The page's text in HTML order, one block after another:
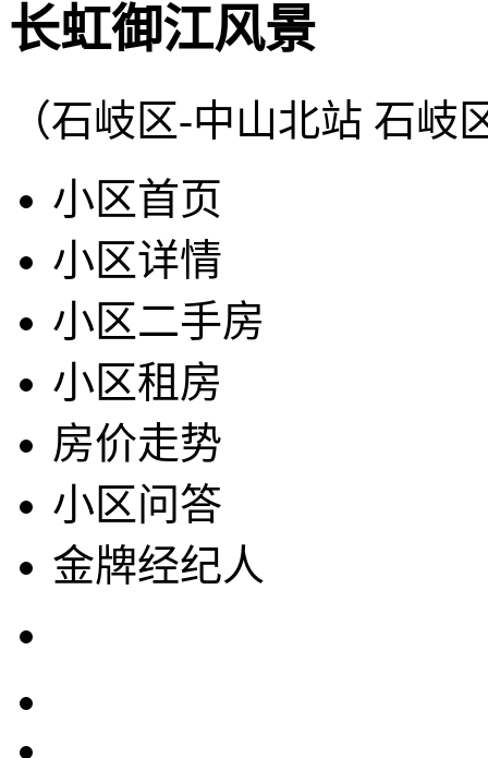
长虹御江风景
（石岐区-中山北站 石岐
小区首页
小区详情
小区二手房
小区租房
房价走势
小区问答
金牌经纪人